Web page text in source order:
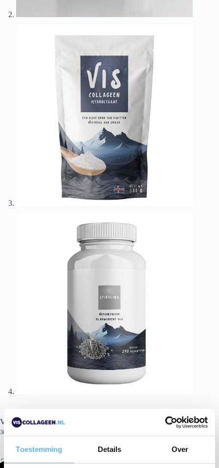
Toestemming Details Over
Viscollageen en Spirulina Sportpakket
300 gram poeder, 240 tabletten
31.90 29.